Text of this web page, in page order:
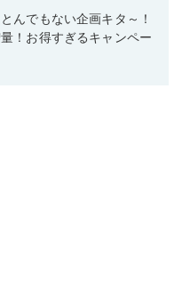
んでもない企画キタ～！
！お得すぎるキャンペー